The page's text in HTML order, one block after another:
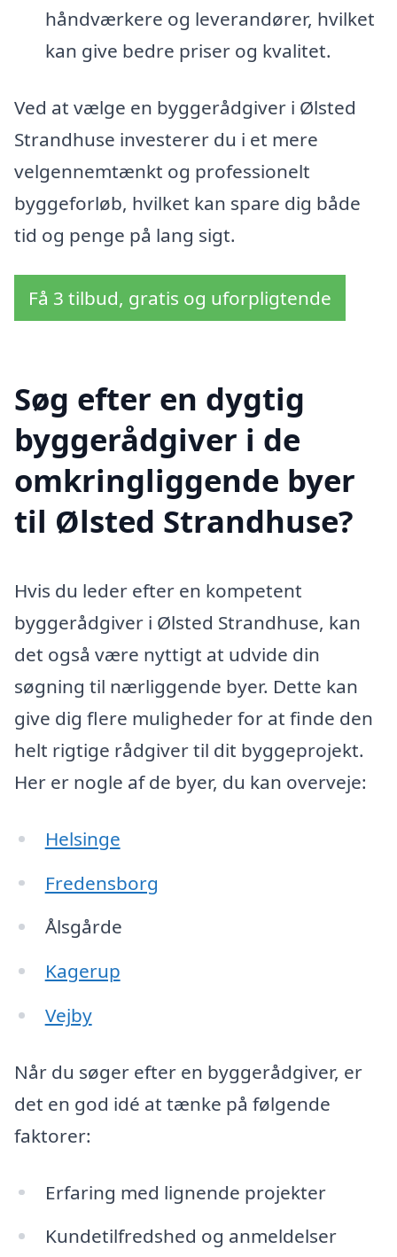
håndværkere og leverandører, hvilket
kan give bedre priser og kvalitet.
Ved at vælge en byggerådgiver i Ølsted
Strandhuse investerer du i et mere
velgennemtænkt og professionelt
byggeforløb, hvilket kan spare dig både
tid og penge på lang sigt.
Få 3 tilbud, gratis og uforpligtende
Søg efter en dygtig
byggerådgiver i de
omkringliggende byer
til Ølsted Strandhuse?
Hvis du leder efter en kompetent
byggerådgiver i Ølsted Strandhuse, kan
det også være nyttigt at udvide din
søgning til nærliggende byer. Dette kan
give dig flere muligheder for at finde den
helt rigtige rådgiver til dit byggeprojekt.
Her er nogle af de byer, du kan overveje:
Helsinge
Fredensborg
Ålsgårde
Kagerup
Vejby
Når du søger efter en byggerådgiver, er
det en god idé at tænke på følgende
faktorer:
Erfaring med lignende projekter
Kundetilfredshed og anmeldelser